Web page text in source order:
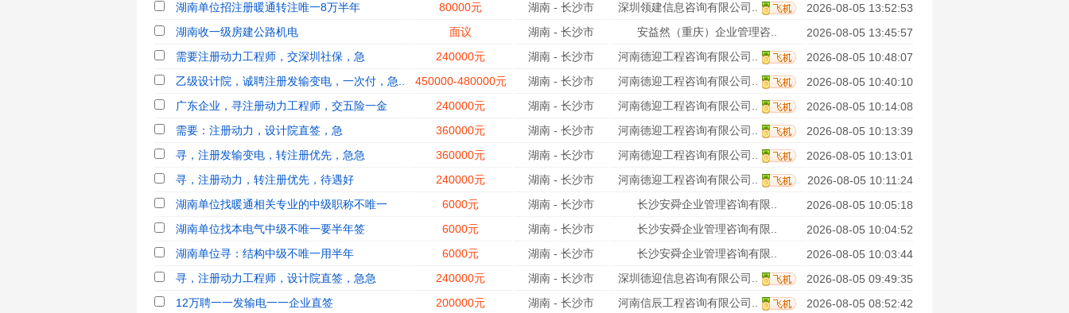
湖南单位招注册暖通转注唯一8万半年
80000元 湖南 - 长沙市 深圳领建信息咨询有限公司..
2026-08-05 13:52:53
湖南收一级房建公路机电
面议 湖南 - 长沙市 安益然（重庆）企业管理咨..
2026-08-05 13:45:57
需要注册动力工程师，交深圳社保，急
240000元 湖南 - 长沙市 河南德迎工程咨询有限公司..
2026-08-05 10:48:07
乙级设计院，诚聘注册发输变电，一次付，急..
450000-480000元 湖南 - 长沙市 河南德迎工程咨询有限公司..
2026-08-05 10:40:10
广东企业，寻注册动力工程师，交五险一金
240000元 湖南 - 长沙市 河南德迎工程咨询有限公司..
2026-08-05 10:14:08
需要：注册动力，设计院直签，急
360000元 湖南 - 长沙市 河南德迎工程咨询有限公司..
2026-08-05 10:13:39
寻，注册发输变电，转注册优先，急急
360000元 湖南 - 长沙市 河南德迎工程咨询有限公司..
2026-08-05 10:13:01
寻，注册动力，转注册优先，待遇好
240000元 湖南 - 长沙市 河南德迎工程咨询有限公司..
2026-08-05 10:11:24
湖南单位找暖通相关专业的中级职称不唯一
6000元 湖南 - 长沙市 长沙安舜企业管理咨询有限..
2026-08-05 10:05:18
湖南单位找本电气中级不唯一要半年签
6000元 湖南 - 长沙市 长沙安舜企业管理咨询有限..
2026-08-05 10:04:52
湖南单位寻：结构中级不唯一用半年
6000元 湖南 - 长沙市 长沙安舜企业管理咨询有限..
2026-08-05 10:03:44
寻，注册动力工程师，设计院直签，急急
240000元 湖南 - 长沙市 深圳德迎信息咨询有限公司..
2026-08-05 09:49:35
12万聘一一发输电一一企业直签
200000元 湖南 - 长沙市 河南信辰工程咨询有限公司..
2026-08-05 08:52:42